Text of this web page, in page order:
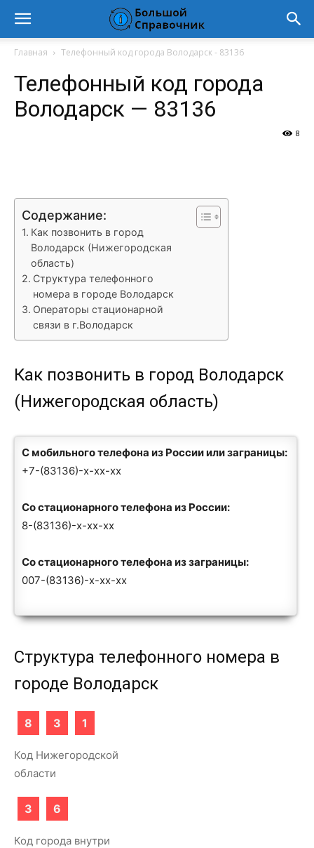
Главная Телефонный код города Володарск - 83136
Телефонный код города
Володарск — 83136
8
Содержание:
Как позвонить в город
Володарск (Нижегородская
область)
Структура телефонного
номера в городе Володарск
Операторы стационарной
связи в г.Володарск
Как позвонить в город Володарск
(Нижегородская область)
С мобильного телефона из России или заграницы:
+7-(83136)-x-xx-xx
Со стационарного телефона из России:
8-(83136)-x-xx-xx
Со стационарного телефона из заграницы:
007-(83136)-x-xx-xx
Структура телефонного номера в
городе Володарск
8 3 1
Код Нижегородской
области
3 6
Код города внутри